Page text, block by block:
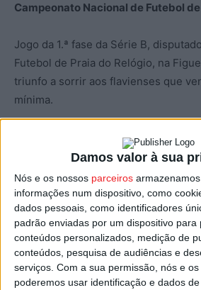
Damos valor à sua
Nós e os nossos parceiros
informações num dispositivo, como
dados pessoais, como identificadores
padrão enviadas por um dispositivo para
conteúdos personalizados, medição de
conteúdos, pesquisa de audiências e
serviços. Com a sua permissão, nós e
poderemos usar identificação e dados
Campeonato Nacional de Futebol
Jogo da 1.ª fase da Série B,
Futebol de Praia do Relógio, na
triunfo a sorrir aos flavienses que
mínima.
No calendário da formação viseense
2.ª jornada, sábado dia 09 de julho,
defrontando na Póvoa de Varzim a
Elite, formação de Famalicão.
Esta 1.ª fase na Série B tem um total
sete jornadas e apuram-se para a
primeiros classificados.